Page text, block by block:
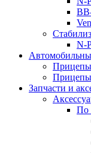
N-
Запчасти и
По